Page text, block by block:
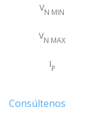
VN MIN
VN MAX
IP
Consúltenos